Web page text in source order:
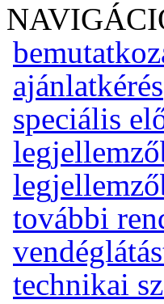
ajánlatkérés
speciális
további
technikai